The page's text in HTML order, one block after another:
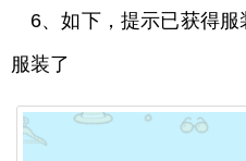
6、如下，提示已获得
服装了